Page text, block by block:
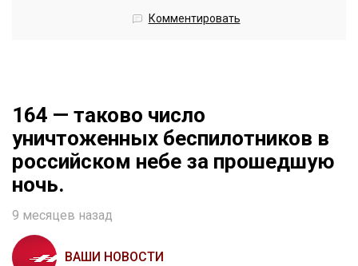
Комментировать
164 — таково число
уничтоженных беспилотников в
российском небе за прошедшую
ночь.
9 месяцев назад
ВАШИ НОВОСТИ